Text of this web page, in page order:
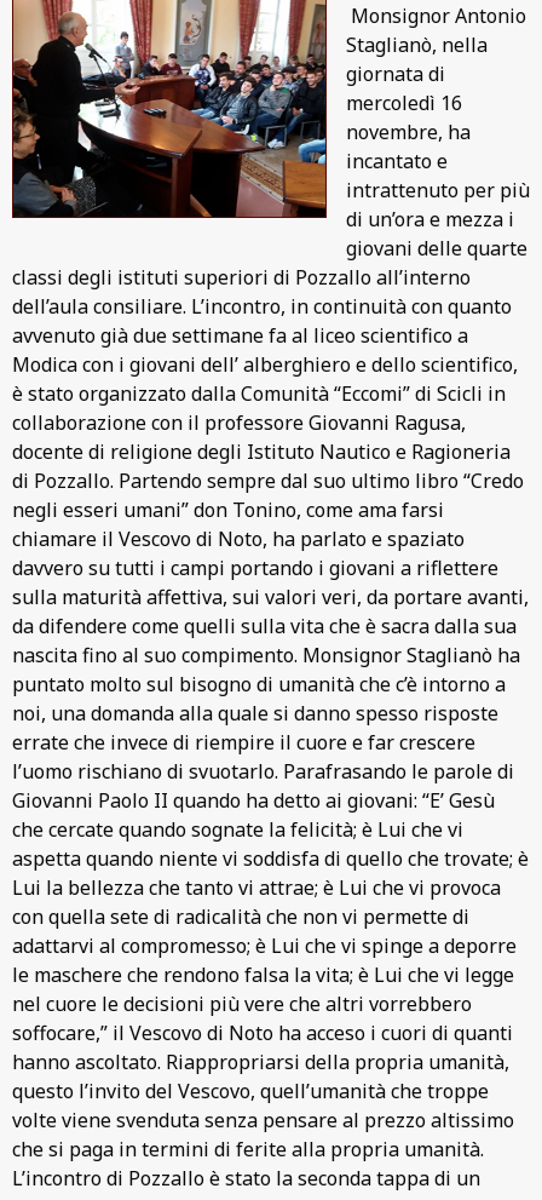
Monsignor Antonio
Staglianò, nella
giornata di
mercoledì 16
novembre, ha
incantato e
intrattenuto per più
di un’ora e mezza i
giovani delle quarte
classi degli istituti superiori di Pozzallo all’interno
dell’aula consiliare. L’incontro, in continuità con quanto
avvenuto già due settimane fa al liceo scientifico a
Modica con i giovani dell’ alberghiero e dello scientifico,
è stato organizzato dalla Comunità “Eccomi” di Scicli in
collaborazione con il professore Giovanni Ragusa,
docente di religione degli Istituto Nautico e Ragioneria
di Pozzallo. Partendo sempre dal suo ultimo libro “Credo
negli esseri umani” don Tonino, come ama farsi
chiamare il Vescovo di Noto, ha parlato e spaziato
davvero su tutti i campi portando i giovani a riflettere
sulla maturità affettiva, sui valori veri, da portare avanti,
da difendere come quelli sulla vita che è sacra dalla sua
nascita fino al suo compimento. Monsignor Staglianò ha
puntato molto sul bisogno di umanità che c’è intorno a
noi, una domanda alla quale si danno spesso risposte
errate che invece di riempire il cuore e far crescere
l’uomo rischiano di svuotarlo. Parafrasando le parole di
Giovanni Paolo II quando ha detto ai giovani: “E’ Gesù
che cercate quando sognate la felicità; è Lui che vi
aspetta quando niente vi soddisfa di quello che trovate; è
Lui la bellezza che tanto vi attrae; è Lui che vi provoca
con quella sete di radicalità che non vi permette di
adattarvi al compromesso; è Lui che vi spinge a deporre
le maschere che rendono falsa la vita; è Lui che vi legge
nel cuore le decisioni più vere che altri vorrebbero
soffocare,” il Vescovo di Noto ha acceso i cuori di quanti
hanno ascoltato. Riappropriarsi della propria umanità,
questo l’invito del Vescovo, quell’umanità che troppe
volte viene svenduta senza pensare al prezzo altissimo
che si paga in termini di ferite alla propria umanità.
L’incontro di Pozzallo è stato la seconda tappa di un